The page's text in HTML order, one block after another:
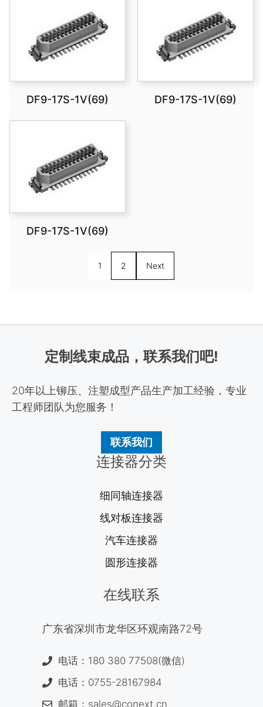
DF9-17S-1V(69) DF9-17S-1V(69)
DF9-17S-1V(69)
1 2 Next
定制线束成品，联系我们吧!
20年以上铆压、注塑成型产品生产加工经验，专业
工程师团队为您服务！
联系我们
连接器分类
细同轴连接器
线对板连接器
汽车连接器
圆形连接器
在线联系
广东省深圳市龙华区环观南路72号
电话：180 380 77508(微信)
电话：0755-28167984
邮箱：sales@conext.cn